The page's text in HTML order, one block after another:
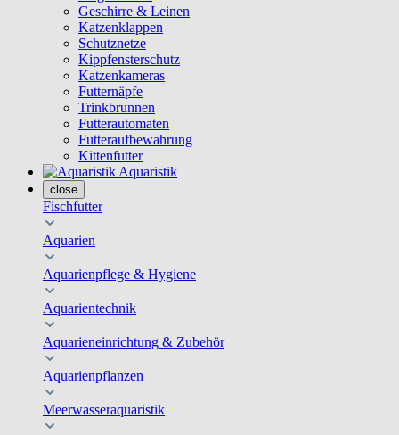
Geschirre & Leinen
Katzenklappen
Schutznetze
Kippfensterschutz
Katzenkameras
Futternäpfe
Trinkbrunnen
Futterautomaten
Futteraufbewahrung
Kittenfutter
Aquaristik
close
Fischfutter
Aquarien
Aquarienpflege & Hygiene
Aquarientechnik
Aquarieneinrichtung & Zubehör
Aquarienpflanzen
Meerwasseraquaristik